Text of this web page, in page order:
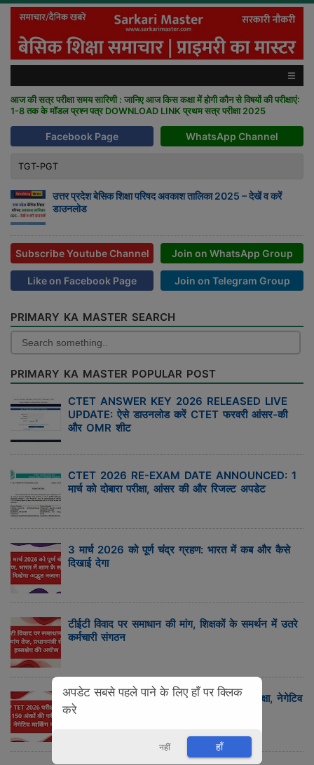
आज की सत्र परीक्षा समय सारिणी : जानिए आज किस कक्षा में होगी कौन से विषयों की परीक्षाएं:
1-8 तक के मॉडल प्रश्न पत्र DOWNLOAD LINK प्रथम सत्र परीक्षा 2025
Facebook Page WhatsApp Channel
TGT-PGT
उत्तर प्रदेश बेसिक शिक्षा परिषद अवकाश तालिका 2025 – देखें व करें
डाउनलोड
Subscribe Youtube Channel Join on WhatsApp Group
Like on Facebook Page Join on Telegram Group
PRIMARY KA MASTER SEARCH
PRIMARY KA MASTER POPULAR POST
CTET ANSWER KEY 2026 RELEASED LIVE
UPDATE: ऐसे डाउनलोड करें CTET फरवरी आंसर-की
और OMR शीट
CTET 2026 RE-EXAM DATE ANNOUNCED: 1
मार्च को दोबारा परीक्षा, आंसर की और रिजल्ट अपडेट
3 मार्च 2026 को पूर्ण चंद्र ग्रहण: भारत में कब और कैसे
दिखाई देगा
टीईटी विवाद पर समाधान की मांग, शिक्षकों के समर्थन में उतरे
कर्मचारी संगठन
UP TET 2026 परीक्षा पैटर्न: 150 अंकों की परीक्षा, नेगेटिव
मार्किंग नहीं
अपडेट सबसे पहले पाने के लिए हाँ पर क्लिक
करे
नहीं हाँ